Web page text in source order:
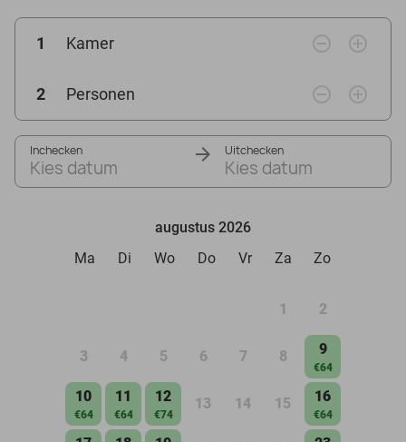
1 Kamer remove_circle_outline add_circle_outline
2 Personen remove_circle_outline add_circle_outline
Inchecken
Kies datum
Uitchecken
Kies datum
augustus 2026
Ma
Di Wo Do Vr Za Zo
1 2
3 4 5 6 7 8 9
€64
10
€64
11
€64
12
€74
13 14 15 16
€64